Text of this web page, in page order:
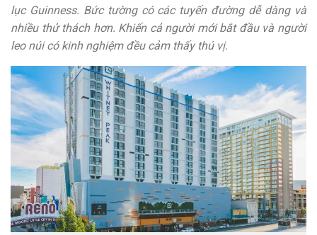
lục Guinness. Bức tường có các tuyến đường dễ dàng và
nhiều thử thách hơn. Khiến cả người mới bắt đầu và người
leo núi có kinh nghiệm đều cảm thấy thú vị.